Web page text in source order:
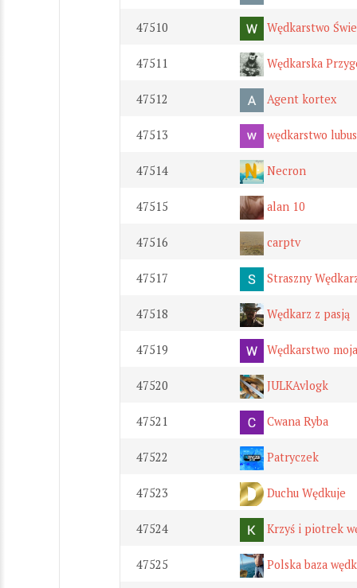
47510 Wędkarstwo
47511 Wędkarska
47512 Agent kortex
47513 wędkarstwo
47514 Necron
47515 alan 10
47516 carptv
47517 Straszny
47518 Wędkarz z pasją
47519 Wędkarstwo
47520 JULKAvlogk
47521 Cwana Ryba
47522 Patryczek
47523 Duchu Wędkuje
47524 Krzyś i piotrek
47525 Polska baza